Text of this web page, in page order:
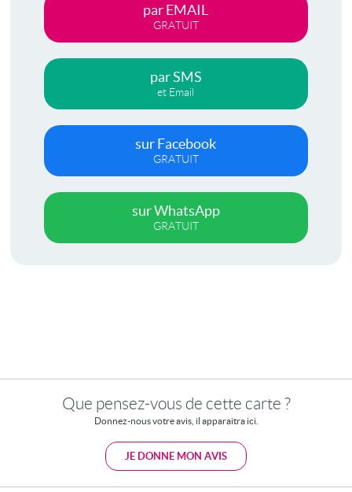
par EMAIL
GRATUIT
par SMS
et Email
sur Facebook
GRATUIT
sur WhatsApp
GRATUIT
Que pensez-vous de cette carte ?
Donnez-nous votre avis, il apparaitra ici.
JE DONNE MON AVIS